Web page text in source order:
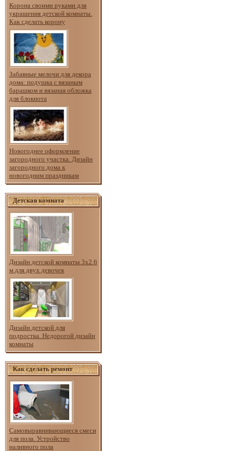
Корона своими руками для
украшения детской комнаты.
Как сделать корону
Забавные мелочи для декора
дома: подушка с вязаным
барашком и вязаная обложка
для блокнота
Новогоднее оформление
загородного участка. Дизайн
загородного дома к
новогодним праздникам
Детская комната
Дизайн детской комнаты 3х2.6
м для двух девочек
Дизайн детской для
подростка. Недорогой дизайн
комнаты
Как сделать ремонт
Самовыравнивающиеся смеси
для пола. Устройство
наливного пола